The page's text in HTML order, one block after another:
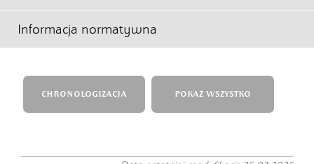
Informacja normatywna
CHRONOLOGIZACJA POKAŻ WSZYSTKO